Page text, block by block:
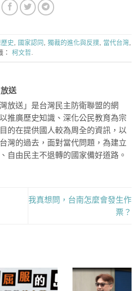
史 國家認同 獨裁的進化與反撲 當代台灣
： 柯文哲
送
灣放送」是台灣民主防衛聯盟的網
推廣歷史知識、深化公民教育為宗
的在提供國人較為周全的資訊，以
灣的過去，面對當代問題，為建立
自由民主不退轉的國家備好道路。
我真想問，台南怎麼會發生作
票？